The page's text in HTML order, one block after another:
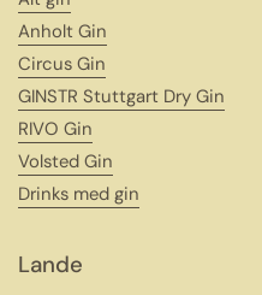
Anholt Gin
Circus Gin
GINSTR Stuttgart Dry Gin
RIVO Gin
Volsted Gin
Drinks med gin
Lande